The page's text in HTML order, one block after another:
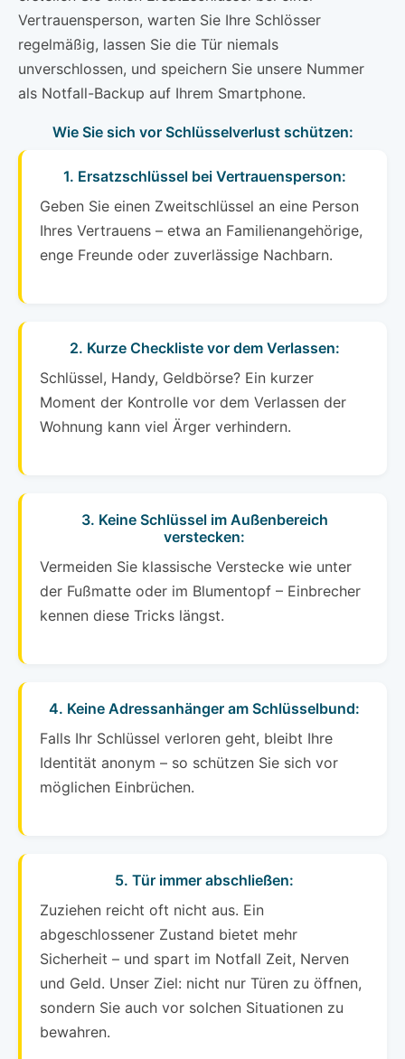
Vertrauensperson, warten Sie Ihre Schlösser
regelmäßig, lassen Sie die Tür niemals
unverschlossen, und speichern Sie unsere Nummer
als Notfall-Backup auf Ihrem Smartphone.
Wie Sie sich vor Schlüsselverlust schützen:
1. Ersatzschlüssel bei Vertrauensperson:
Geben Sie einen Zweitschlüssel an eine Person
Ihres Vertrauens – etwa an Familienangehörige,
enge Freunde oder zuverlässige Nachbarn.
2. Kurze Checkliste vor dem Verlassen:
Schlüssel, Handy, Geldbörse? Ein kurzer
Moment der Kontrolle vor dem Verlassen der
Wohnung kann viel Ärger verhindern.
3. Keine Schlüssel im Außenbereich
verstecken:
Vermeiden Sie klassische Verstecke wie unter
der Fußmatte oder im Blumentopf – Einbrecher
kennen diese Tricks längst.
4. Keine Adressanhänger am Schlüsselbund:
Falls Ihr Schlüssel verloren geht, bleibt Ihre
Identität anonym – so schützen Sie sich vor
möglichen Einbrüchen.
5. Tür immer abschließen:
Zuziehen reicht oft nicht aus. Ein
abgeschlossener Zustand bietet mehr
Sicherheit – und spart im Notfall Zeit, Nerven
und Geld. Unser Ziel: nicht nur Türen zu öffnen,
sondern Sie auch vor solchen Situationen zu
bewahren.